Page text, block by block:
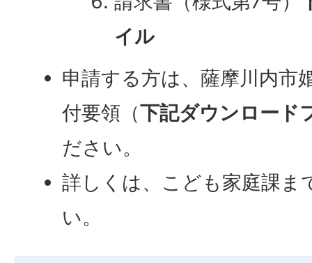
イル
申請する方は、薩摩川内市
付要領（下記ダウンロード
ださい。
詳しくは、こども家庭課ま
い。